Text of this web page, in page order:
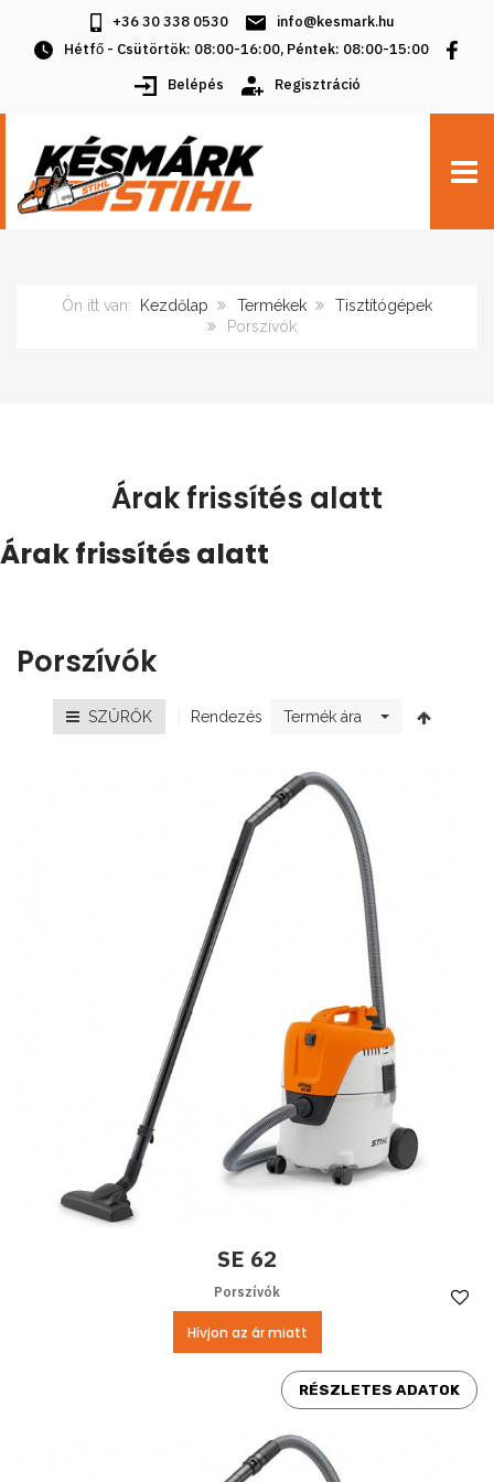
+36 30 338 0530
info@kesmark.hu
Hétfő - Csütörtök: 08:00-16:00, Péntek: 08:00-15:00
Belépés
Regisztráció
Ön itt van: Kezdőlap Termékek
Tisztítógépek
Porszívók
Árak frissítés alatt
Árak frissítés alatt
Porszívók
SZŰRŐK Rendezés Termék ára
SE 62
Porszívók
Hívjon az ár miatt
RÉSZLETES ADATOK